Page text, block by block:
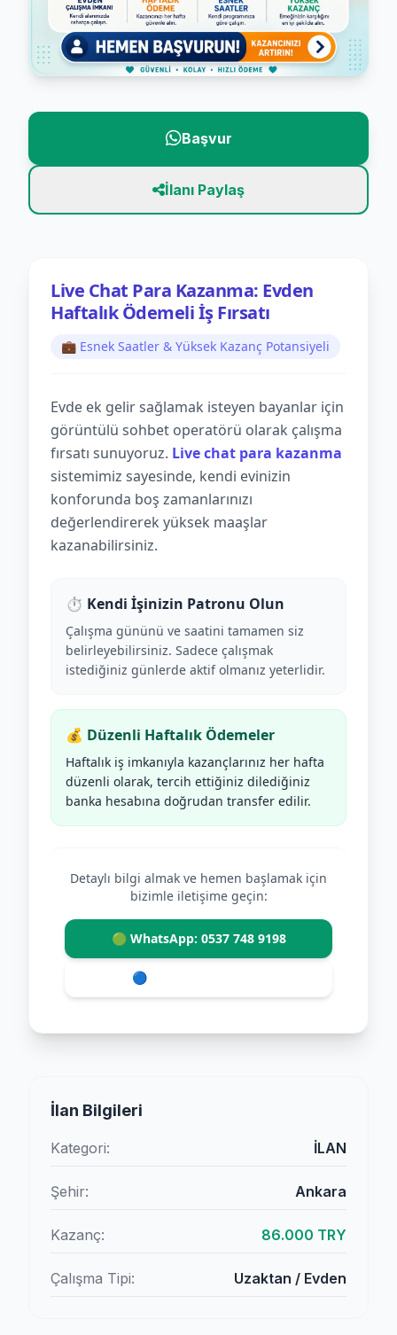
Başvur
İlanı Paylaş
Live Chat Para Kazanma: Evden
Haftalık Ödemeli İş Fırsatı
💼 Esnek Saatler & Yüksek Kazanç Potansiyeli
Evde ek gelir sağlamak isteyen bayanlar için
görüntülü sohbet operatörü olarak çalışma
fırsatı sunuyoruz. Live chat para kazanma
sistemimiz sayesinde, kendi evinizin
konforunda boş zamanlarınızı
değerlendirerek yüksek maaşlar
kazanabilirsiniz.
⏱️ Kendi İşinizin Patronu Olun
Çalışma gününü ve saatini tamamen siz
belirleyebilirsiniz. Sadece çalışmak
istediğiniz günlerde aktif olmanız yeterlidir.
💰 Düzenli Haftalık Ödemeler
Haftalık iş imkanıyla kazançlarınız her hafta
düzenli olarak, tercih ettiğiniz dilediğiniz
banka hesabına doğrudan transfer edilir.
Detaylı bilgi almak ve hemen başlamak için
bizimle iletişime geçin:
🟢 WhatsApp: 0537 748 9198
🔵 Skype: ekgelir2015
İlan Bilgileri
Kategori: İLAN
Şehir: Ankara
Kazanç: 86.000 TRY
Çalışma Tipi: Uzaktan / Evden